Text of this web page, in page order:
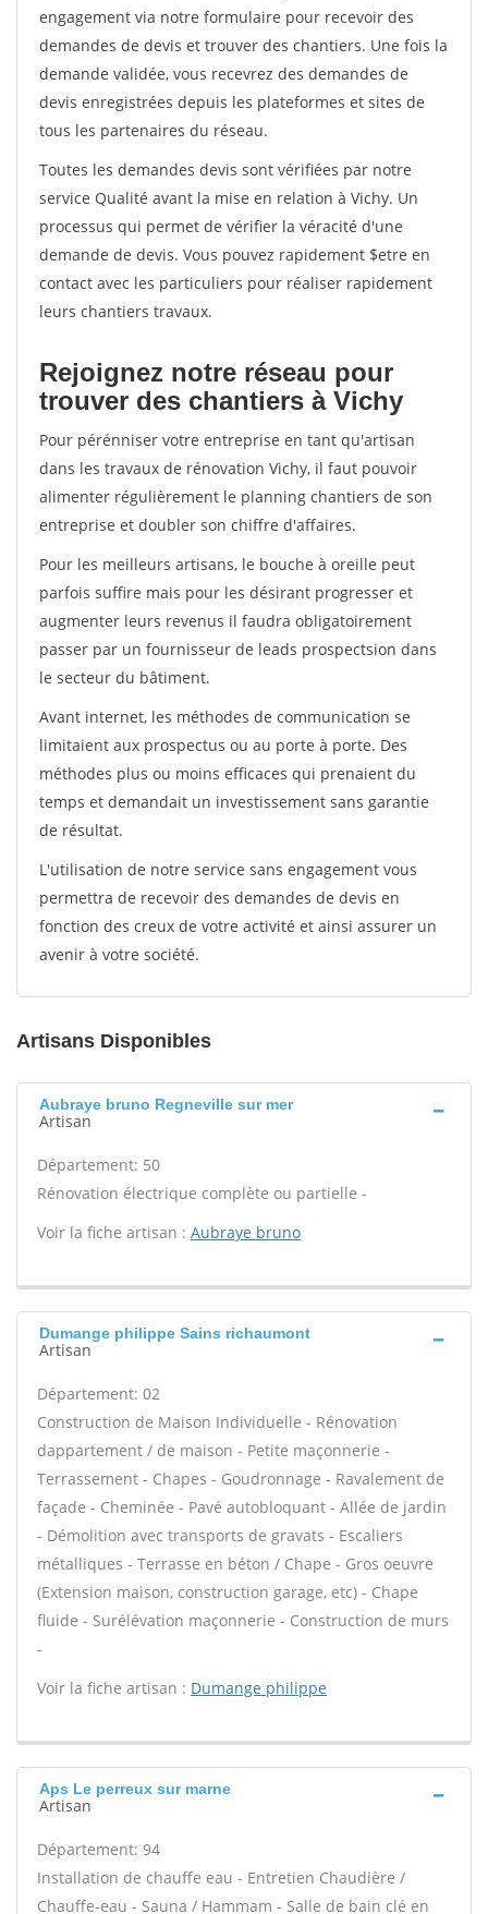
engagement via notre formulaire pour recevoir des
demandes de devis et trouver des chantiers. Une fois la
demande validée, vous recevrez des demandes de
devis enregistrées depuis les plateformes et sites de
tous les partenaires du réseau.
Toutes les demandes devis sont vérifiées par notre
service Qualité avant la mise en relation à Vichy. Un
processus qui permet de vérifier la véracité d'une
demande de devis. Vous pouvez rapidement $etre en
contact avec les particuliers pour réaliser rapidement
leurs chantiers travaux.
Rejoignez notre réseau pour
trouver des chantiers à Vichy
Pour pérénniser votre entreprise en tant qu'artisan
dans les travaux de rénovation Vichy, il faut pouvoir
alimenter régulièrement le planning chantiers de son
entreprise et doubler son chiffre d'affaires.
Pour les meilleurs artisans, le bouche à oreille peut
parfois suffire mais pour les désirant progresser et
augmenter leurs revenus il faudra obligatoirement
passer par un fournisseur de leads prospectsion dans
le secteur du bâtiment.
Avant internet, les méthodes de communication se
limitaient aux prospectus ou au porte à porte. Des
méthodes plus ou moins efficaces qui prenaient du
temps et demandait un investissement sans garantie
de résultat.
L'utilisation de notre service sans engagement vous
permettra de recevoir des demandes de devis en
fonction des creux de votre activité et ainsi assurer un
avenir à votre société.
Artisans Disponibles
Aubraye bruno Regneville sur mer
Artisan
Département: 50
Rénovation électrique complète ou partielle -
Voir la fiche artisan : Aubraye bruno
Dumange philippe Sains richaumont
Artisan
Département: 02
Construction de Maison Individuelle - Rénovation
dappartement / de maison - Petite maçonnerie -
Terrassement - Chapes - Goudronnage - Ravalement de
façade - Cheminée - Pavé autobloquant - Allée de jardin
- Démolition avec transports de gravats - Escaliers
métalliques - Terrasse en béton / Chape - Gros oeuvre
(Extension maison, construction garage, etc) - Chape
fluide - Surélévation maçonnerie - Construction de murs
-
Voir la fiche artisan : Dumange philippe
Aps Le perreux sur marne
Artisan
Département: 94
Installation de chauffe eau - Entretien Chaudière /
Chauffe-eau - Sauna / Hammam - Salle de bain clé en